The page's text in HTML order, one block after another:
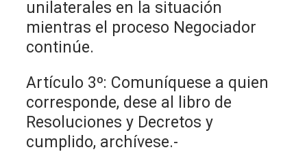
unilaterales en la situación
mientras el proceso Negociador
continúe.
Artículo 3º: Comuníquese a quien
corresponde, dese al libro de
Resoluciones y Decretos y
cumplido, archívese.-